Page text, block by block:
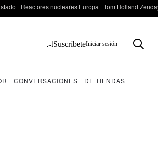
Reactores nucleares Europa Tom Holland
SuscríbeteIniciar sesión
CONVERSACIONES
DE TIENDAS